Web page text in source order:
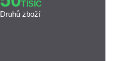
TISÍC
Druhů zboží